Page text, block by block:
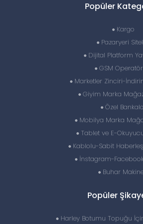
Popüler
Kargo
Pazaryeri
Dijital Platform
GSM
Marketler Zinciri-
Giyim Marka
Özel
Mobilya Marka
Tablet ve E-
Kablolu-Sabit
İnstagram-Facebook
Buhar
Popüler
Harley Botumu Topuğu